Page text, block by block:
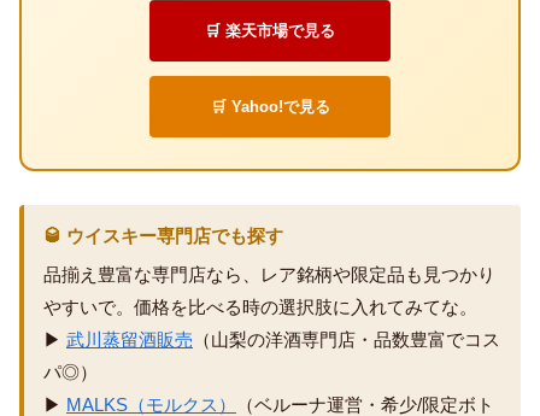
🛒 楽天市場で見る
🛒 Yahoo!で見る
🥃 ウイスキー専門店でも探す
品揃え豊富な専門店なら、レア銘柄や限定品も見つかり
やすいで。価格を比べる時の選択肢に入れてみてな。
▶ 武川蒸留酒販売 （山梨の洋酒専門店・品数豊富でコス
パ◎）
▶ MALKS（モルクス）
（ベルーナ運営・希少/限定ボト